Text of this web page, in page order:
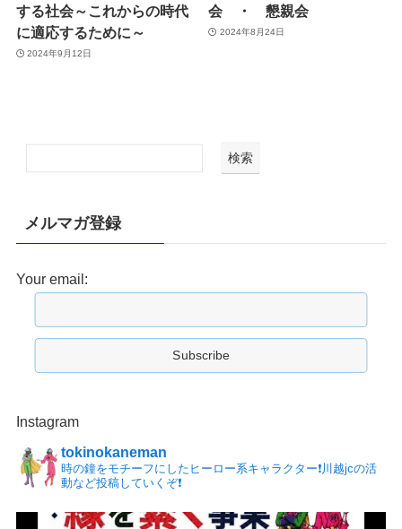
する社会～これからの時代
に適応するために～
2024年9月12日
会 ・ 懇親会
2024年8月24日
検索
メルマガ登録
Your email:
Instagram
tokinokaneman
時の鐘をモチーフにしたヒーロー系キャラクター❗️川越jcの活
動など投稿していくぞ❗️